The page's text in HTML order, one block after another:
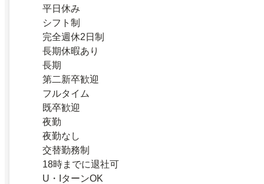
平日休み
シフト制
完全週休2日制
長期休暇あり
長期
第二新卒歓迎
フルタイム
既卒歓迎
夜勤
夜勤なし
交替勤務制
18時までに退社可
U・IターンOK